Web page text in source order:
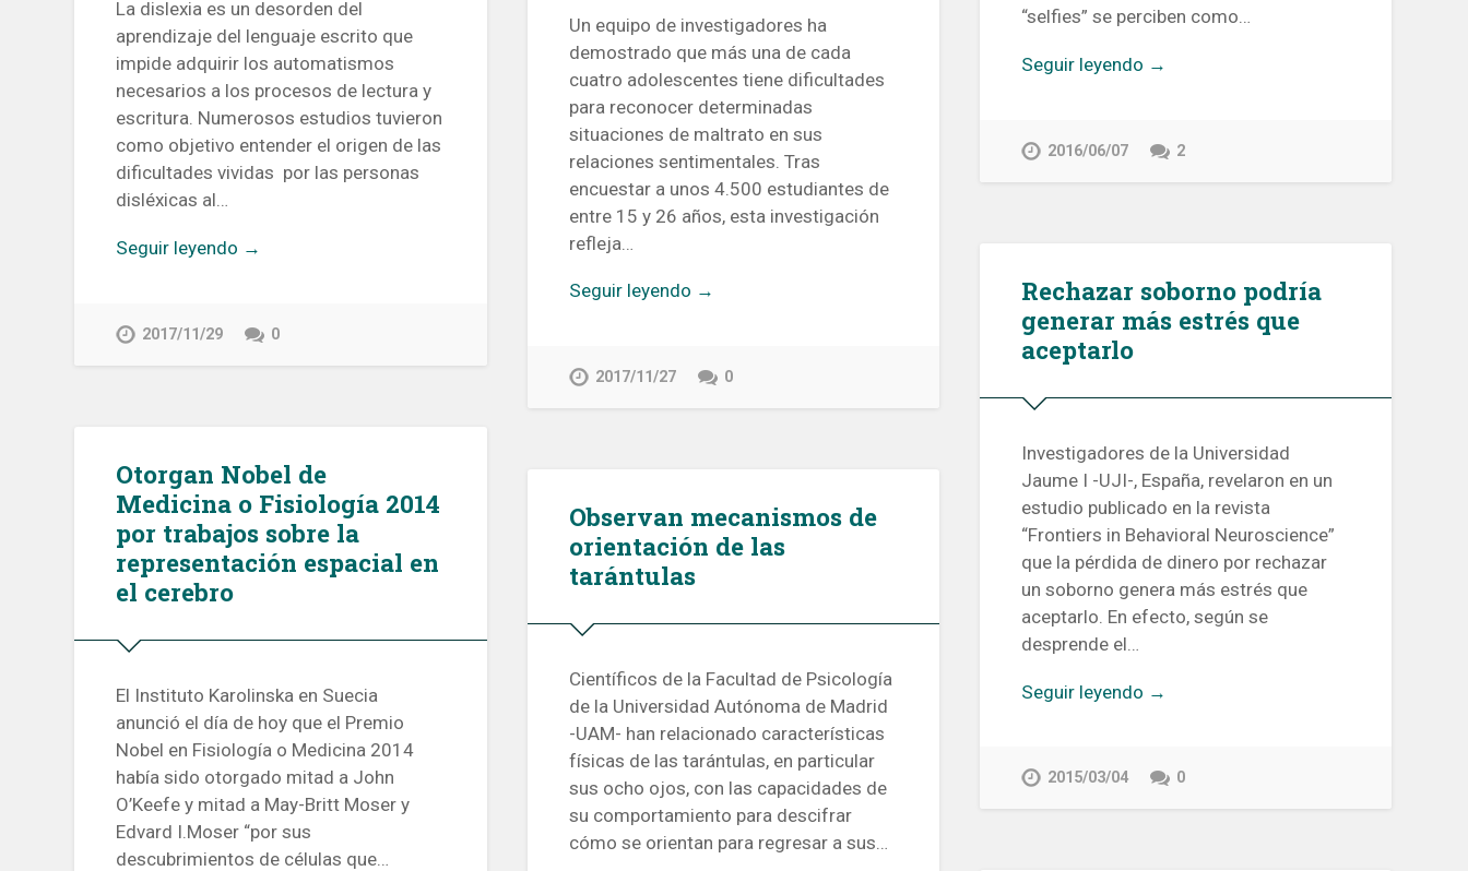
La dislexia es un desorden del
aprendizaje del lenguaje escrito que
impide adquirir los automatismos
necesarios a los procesos de lectura y
escritura. Numerosos estudios tuvieron
como objetivo entender el origen de las
dificultades vividas por las personas
disléxicas al…
Seguir leyendo →
2017/11/29 0
Un equipo de investigadores ha
demostrado que más una de cada
cuatro adolescentes tiene dificultades
para reconocer determinadas
situaciones de maltrato en sus
relaciones sentimentales. Tras
encuestar a unos 4.500 estudiantes de
entre 15 y 26 años, esta investigación
refleja…
Seguir leyendo →
2017/11/27 0
“selfies” se perciben como…
Seguir leyendo →
2016/06/07 2
Rechazar soborno podría
generar más estrés que
aceptarlo
Investigadores de la Universidad
Jaume I -UJI-, España, revelaron en un
estudio publicado en la revista
“Frontiers in Behavioral Neuroscience”
que la pérdida de dinero por rechazar
un soborno genera más estrés que
aceptarlo. En efecto, según se
desprende el…
Seguir leyendo →
2015/03/04 0
Otorgan Nobel de
Medicina o Fisiología 2014
por trabajos sobre la
representación espacial en
el cerebro
El Instituto Karolinska en Suecia
anunció el día de hoy que el Premio
Nobel en Fisiología o Medicina 2014
había sido otorgado mitad a John
O’Keefe y mitad a May-Britt Moser y
Edvard I.Moser “por sus
descubrimientos de células que…
Observan mecanismos de
orientación de las
tarántulas
Científicos de la Facultad de Psicología
de la Universidad Autónoma de Madrid
-UAM- han relacionado características
físicas de las tarántulas, en particular
sus ocho ojos, con las capacidades de
su comportamiento para descifrar
cómo se orientan para regresar a sus…